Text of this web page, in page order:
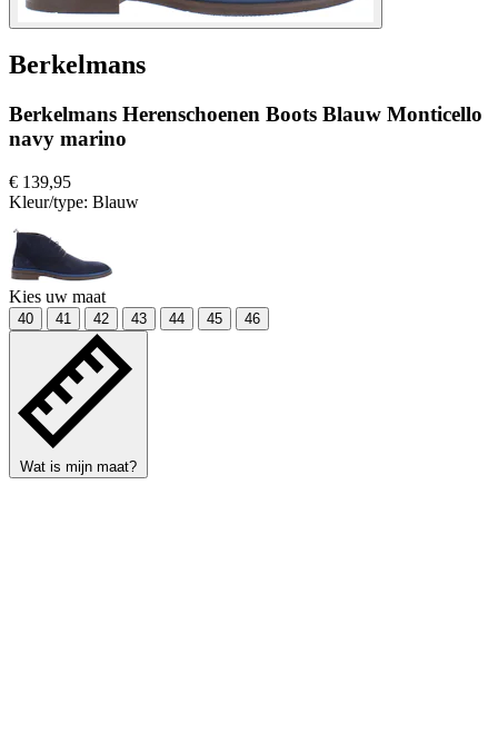
Berkelmans
Berkelmans Herenschoenen Boots Blauw Monticello
navy marino
€ 139,95
Kleur/type: Blauw
Kies uw maat
40 41 42 43 44 45 46
Wat is mijn maat?